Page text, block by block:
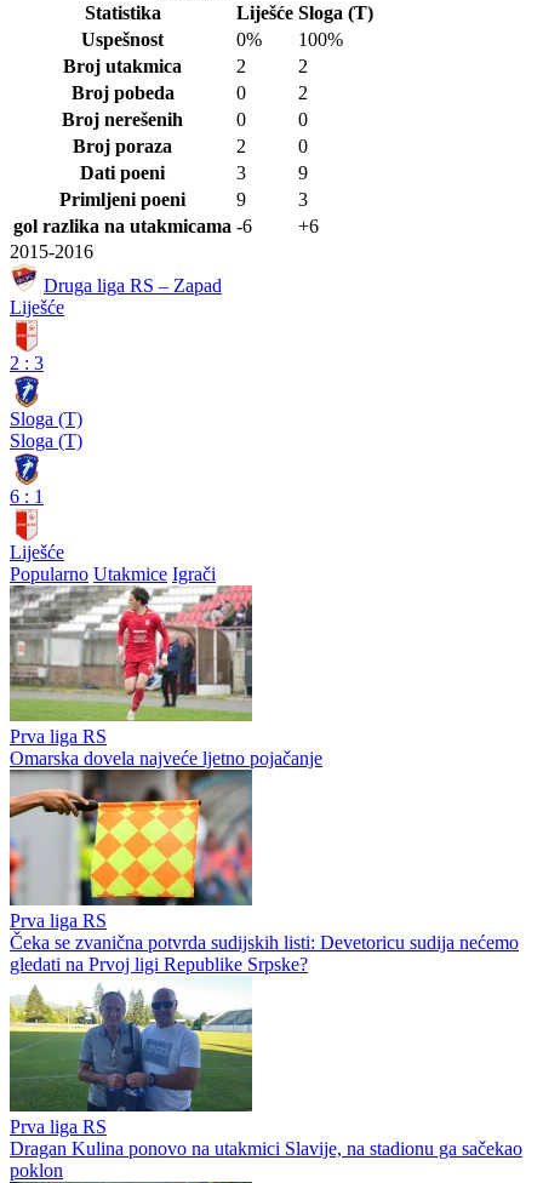
Statistika
Liješće Sloga (T)
Uspešnost
0%
100%
Broj utakmica
2
2
Broj pobeda
0
2
Broj nerešenih
0
0
Broj poraza
2
0
Dati poeni
3
9
Primljeni poeni
9
3
gol razlika na utakmicama -6
+6
2015-2016
Druga liga RS – Zapad
Liješće
2 : 3
Sloga (T)
Sloga (T)
6 : 1
Liješće
Popularno Utakmice Igrači
Prva liga RS
Omarska dovela najveće ljetno pojačanje
Prva liga RS
Čeka se zvanična potvrda sudijskih listi: Devetoricu sudija nećemo
gledati na Prvoj ligi Republike Srpske?
Prva liga RS
Dragan Kulina ponovo na utakmici Slavije, na stadionu ga sačekao
poklon